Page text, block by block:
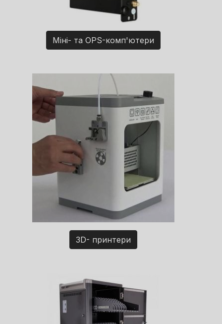
Міні- та OPS-комп'ютери
3D- принтери